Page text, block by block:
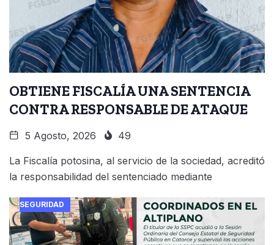
OBTIENE FISCALÍA UNA SENTENCIA
CONTRA RESPONSABLE DE ATAQUE
5 Agosto, 2026 49
La Fiscalía potosina, al servicio de la sociedad, acreditó
la responsabilidad del sentenciado mediante
SEGURIDAD